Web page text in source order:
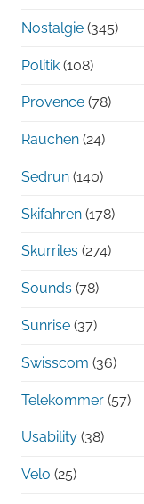
Nostalgie (345)
Politik (108)
Provence (78)
Rauchen (24)
Sedrun (140)
Skifahren (178)
Skurriles (274)
Sounds (78)
Sunrise (37)
Swisscom (36)
Telekommer (57)
Usability (38)
Velo (25)